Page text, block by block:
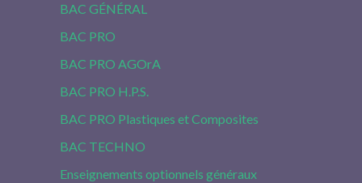
BAC GÉNÉRAL
BAC PRO
BAC PRO AGOrA
BAC PRO H.P.S.
BAC PRO Plastiques et Composites
BAC TECHNO
Enseignements optionnels généraux